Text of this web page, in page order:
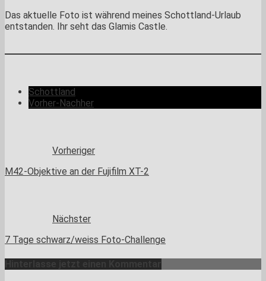
Das aktuelle Foto ist während meines Schottland-Urlaub
entstanden. Ihr seht das Glamis Castle.
Schottland
Vorher-Nachher
Vorheriger
M42-Objektive an der Fujifilm XT-2
Nächster
7 Tage schwarz/weiss Foto-Challenge